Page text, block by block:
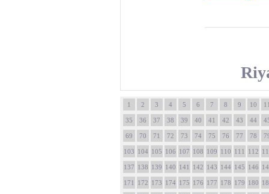
1 2 3 4 5 6 7 8 9 10
35 36 37 38 39 40 41 42 43 44
69 70 71 72 73 74 75 76 77 78
103 104 105 106 107 108 109 110 111 112
137 138 139 140 141 142 143 144 145 146
171 172 173 174 175 176 177 178 179 180